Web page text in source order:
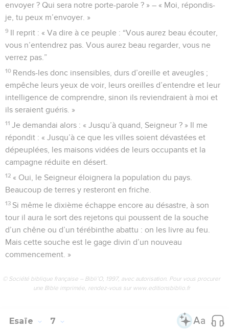
envoyer ? Qui sera notre porte-parole ? » – « Moi, répondis-
je, tu peux m’envoyer. »
9 Il reprit : « Va dire à ce peuple : “Vous aurez beau écouter,
vous n’entendrez pas. Vous aurez beau regarder, vous ne
verrez pas.”
10 Rends-les donc insensibles, durs d’oreille et aveugles ;
empêche leurs yeux de voir, leurs oreilles d’entendre et leur
intelligence de comprendre, sinon ils reviendraient à moi et
ils seraient guéris. »
11 Je demandai alors : « Jusqu’à quand, Seigneur ? » Il me
répondit : « Jusqu’à ce que les villes soient dévastées et
dépeuplées, les maisons vidées de leurs occupants et la
campagne réduite en désert.
12 « Oui, le Seigneur éloignera la population du pays.
Beaucoup de terres y resteront en friche.
13 Si même le dixième échappe encore au désastre, à son
tour il aura le sort des rejetons qui poussent de la souche
d’un chêne ou d’un térébinthe abattu : on les livre au feu.
Mais cette souche est le gage divin d’un nouveau
commencement. »
© Société biblique française – Bibli’O, 1997, avec autorisation. Pour vous procurer
une Bible imprimée, rendez-vous sur www.editionsbiblio.fr
Esaïe 7